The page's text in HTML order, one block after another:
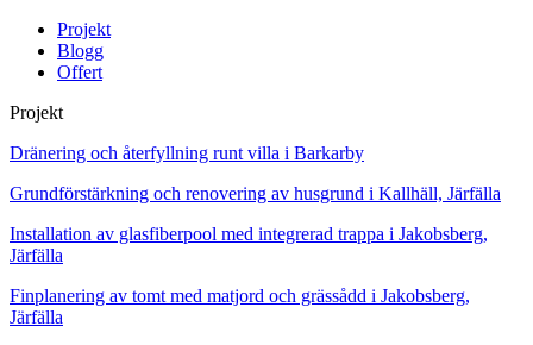
Projekt
Blogg
Offert
Projekt
Dränering och återfyllning runt villa i Barkarby
Grundförstärkning och renovering av husgrund i Kallhäll, Järfälla
Installation av glasfiberpool med integrerad trappa i Jakobsberg,
Järfälla
Finplanering av tomt med matjord och grässådd i Jakobsberg,
Järfälla